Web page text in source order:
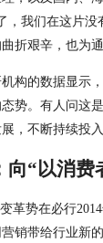
，我们在这片
折艰辛，也为
构的数据显示
势。有人问这
，不断持续投
向“以消费
革势在必行
销带给行业新